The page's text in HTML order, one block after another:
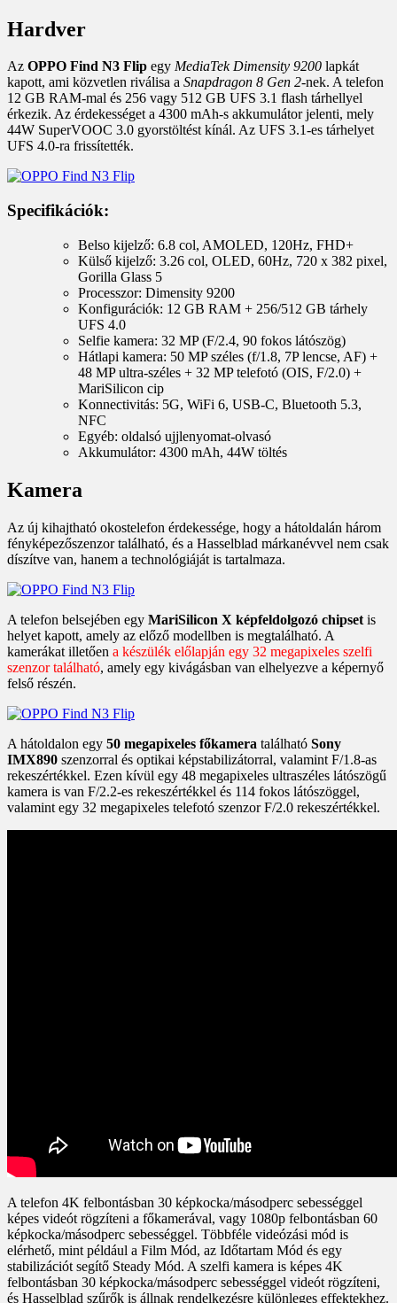
Hardver
Az OPPO Find N3 Flip egy MediaTek Dimensity 9200 lapkát
kapott, ami közvetlen riválisa a Snapdragon 8 Gen 2-nek. A telefon
12 GB RAM-mal és 256 vagy 512 GB UFS 3.1 flash tárhellyel
érkezik. Az érdekességet a 4300 mAh-s akkumulátor jelenti, mely
44W SuperVOOC 3.0 gyorstöltést kínál. Az UFS 3.1-es tárhelyet
UFS 4.0-ra frissítették.
Specifikációk:
Belso kijelző: 6.8 col, AMOLED, 120Hz, FHD+
Külső kijelző: 3.26 col, OLED, 60Hz, 720 x 382 pixel,
Gorilla Glass 5
Processzor: Dimensity 9200
Konfigurációk: 12 GB RAM + 256/512 GB tárhely
UFS 4.0
Selfie kamera: 32 MP (F/2.4, 90 fokos látószög)
Hátlapi kamera: 50 MP széles (f/1.8, 7P lencse, AF) +
48 MP ultra-széles + 32 MP telefotó (OIS, F/2.0) +
MariSilicon cip
Konnectivitás: 5G, WiFi 6, USB-C, Bluetooth 5.3,
NFC
Egyéb: oldalsó ujjlenyomat-olvasó
Akkumulátor: 4300 mAh, 44W töltés
Kamera
Az új kihajtható okostelefon érdekessége, hogy a hátoldalán három
fényképezőszenzor található, és a Hasselblad márkanévvel nem csak
díszítve van, hanem a technológiáját is tartalmaza.
A telefon belsejében egy MariSilicon X képfeldolgozó chipset is
helyet kapott, amely az előző modellben is megtalálható. A
kamerákat illetően a készülék előlapján egy 32 megapixeles szelfi
szenzor található, amely egy kivágásban van elhelyezve a képernyő
felső részén.
A hátoldalon egy 50 megapixeles főkamera található Sony
IMX890 szenzorral és optikai képstabilizátorral, valamint F/1.8-as
rekeszértékkel. Ezen kívül egy 48 megapixeles ultraszéles látószögű
kamera is van F/2.2-es rekeszértékkel és 114 fokos látószöggel,
valamint egy 32 megapixeles telefotó szenzor F/2.0 rekeszértékkel.
A telefon 4K felbontásban 30 képkocka/másodperc sebességgel
képes videót rögzíteni a főkamerával, vagy 1080p felbontásban 60
képkocka/másodperc sebességgel. Többféle videózási mód is
elérhető, mint például a Film Mód, az Időtartam Mód és egy
stabilizációt segítő Steady Mód. A szelfi kamera is képes 4K
felbontásban 30 képkocka/másodperc sebességgel videót rögzíteni,
és Hasselblad szűrők is állnak rendelkezésre különleges effektekhez.